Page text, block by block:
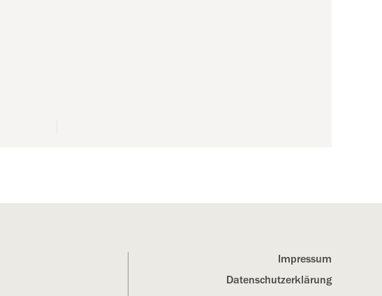
Impressum
Datenschutz­erklärung